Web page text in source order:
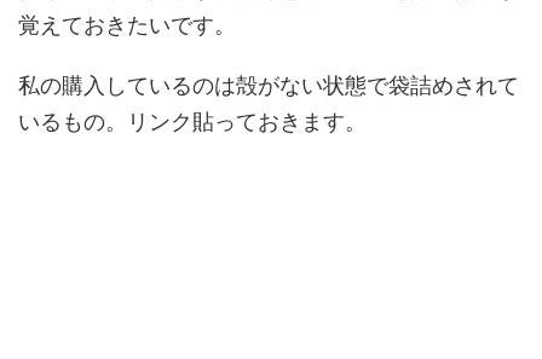
覚えておきたいです。
私の購入しているのは殻がない状態で袋詰めされて
いるもの。リンク貼っておきます。